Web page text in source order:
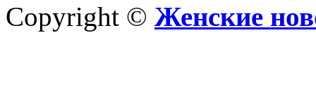
Copyright © Женские